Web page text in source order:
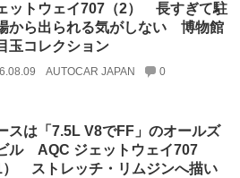
ットウェイ707（2） 長すぎて駐
から出られる気がしない 博物館
玉コレクション
AUTOCAR JAPAN 0
スは「7.5L V8でFF」のオールズ
ル AQC ジェットウェイ707
） ストレッチ・リムジンへ描い